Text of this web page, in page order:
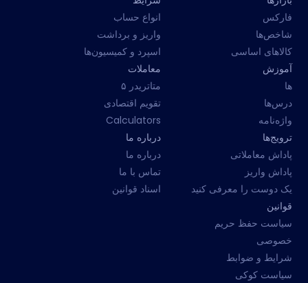
فارکس
شاخص‌ها
کالاهای اساسی
انواع حساب
واریز و برداشت
اسپرد و کمیسیون‌ها
آموزش
ها
درس‌ها
واژه‌نامه
معاملات
متاتریدر ۵
تقویم اقتصادی
Calculators
ترویج‌ها
پاداش معاملاتی
پاداش واریز
یک دوست را معرفی کنید
درباره ما
درباره ما
تماس با ما
اسناد قوانین
قوانین
سیاست حفظ حریم
خصوصی
شرایط و ضوابط
سیاست کوکی